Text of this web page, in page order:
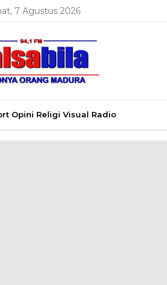
7 Agustus 2026
Opini Religi Visual Radio